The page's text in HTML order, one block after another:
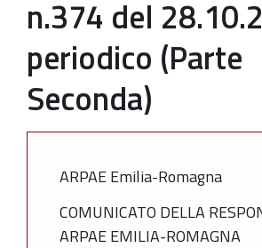
n.374 del
periodico (Parte
Seconda)
ARPAE Emilia-Romagna
COMUNICATO DELLA
ARPAE EMILIA-ROMAGNA